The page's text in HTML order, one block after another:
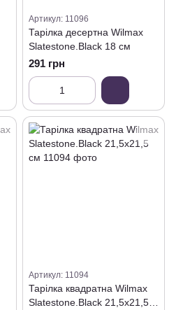
Артикул: 11096
Тарілка десертна Wilmax
Slatestone.Black 18 см
291 грн
Артикул: 11094
Тарілка квадратна Wilmax
Slatestone.Black 21,5х21,5